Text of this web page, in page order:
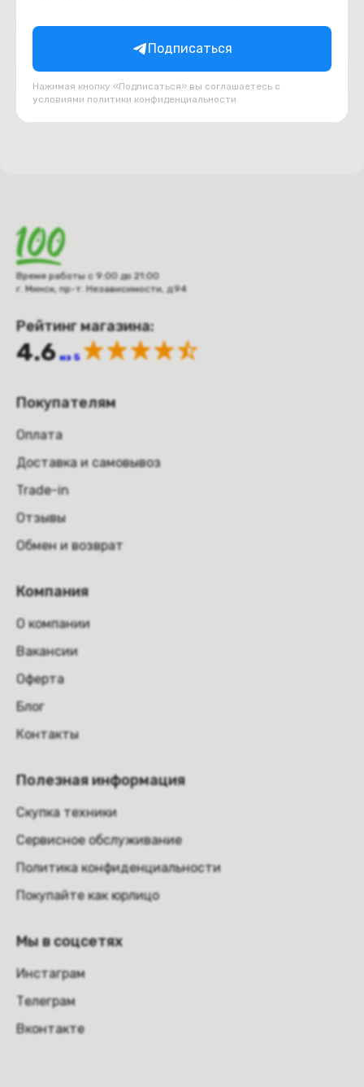
Подписаться
Нажимая кнопку «Подписаться» вы соглашаетесь с
условиями политики конфиденциальности
Подборки товаров в категории
Время работы с 9:00 до 21:00
г. Минск, пр-т. Независимости, д.94
Рейтинг магазина:
4.6 из 5
Покупателям
Оплата
Доставка и самовывоз
Trade-in
Отзывы
Обмен и возврат
Компания
О компании
Вакансии
Оферта
Блог
Контакты
Полезная информация
Скупка техники
Сервисное обслуживание
Политика конфиденциальности
Покупайте как юрлицо
Мы в соцсетях
Инстаграм
Телеграм
Вконтакте